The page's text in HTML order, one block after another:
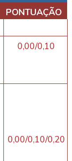
PONTUAÇÃO
0,00/0,10
0,00/0,10/0,20